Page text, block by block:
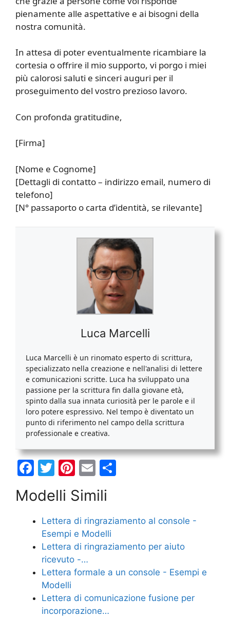
pienamente alle aspettative e ai bisogni della
nostra comunità.
In attesa di poter eventualmente ricambiare la
cortesia o offrire il mio supporto, vi porgo i miei
più calorosi saluti e sinceri auguri per il
proseguimento del vostro prezioso lavoro.
Con profonda gratitudine,
[Firma]
[Nome e Cognome]
[Dettagli di contatto – indirizzo email, numero di
telefono]
[N° passaporto o carta d’identità, se rilevante]
Luca Marcelli
Luca Marcelli è un rinomato esperto di scrittura,
specializzato nella creazione e nell'analisi di lettere
e comunicazioni scritte. Luca ha sviluppato una
passione per la scrittura fin dalla giovane età,
spinto dalla sua innata curiosità per le parole e il
loro potere espressivo. Nel tempo è diventato un
punto di riferimento nel campo della scrittura
professionale e creativa.
F
c
e
b
o
o
k
T
w
itt
er
Pi
nt
er
e
st
E
m
ai
l
di
di
Modelli Simili
Lettera di ringraziamento al console -
Esempi e Modelli
Lettera di ringraziamento per aiuto
ricevuto -…
Lettera formale a un console - Esempi e
Modelli
Lettera di comunicazione fusione per
incorporazione…